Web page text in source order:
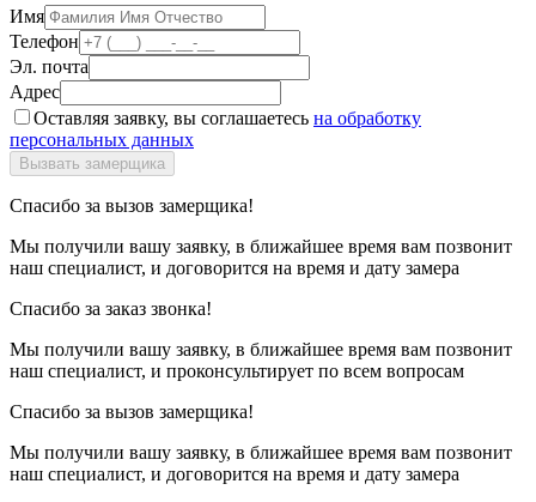
Имя
Телефон
Эл. почта
Адрес
Оставляя заявку, вы соглашаетесь на обработку
персональных данных
Спасибо за вызов замерщика!
Мы получили вашу заявку, в ближайшее время вам позвонит
наш специалист, и договорится на время и дату замера
Спасибо за заказ звонка!
Мы получили вашу заявку, в ближайшее время вам позвонит
наш специалист, и проконсультирует по всем вопросам
Спасибо за вызов замерщика!
Мы получили вашу заявку, в ближайшее время вам позвонит
наш специалист, и договорится на время и дату замера